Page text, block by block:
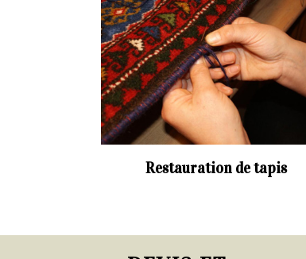
Restauration de tapis